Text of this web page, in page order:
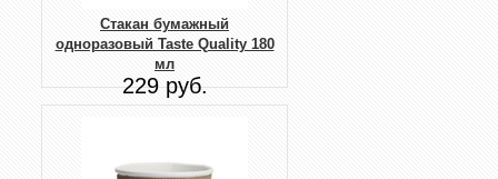
Стакан бумажный
одноразовый Taste Quality 180
мл
229 руб.